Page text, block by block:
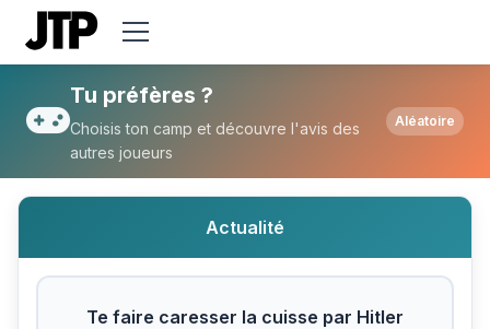
Tu préfères Te faire caresser la cuisse
Tu préfères ?
Choisis ton camp et découvre l'avis des
autres joueurs
Aléatoire
Actualité
Te faire caresser la cuisse par Hitler